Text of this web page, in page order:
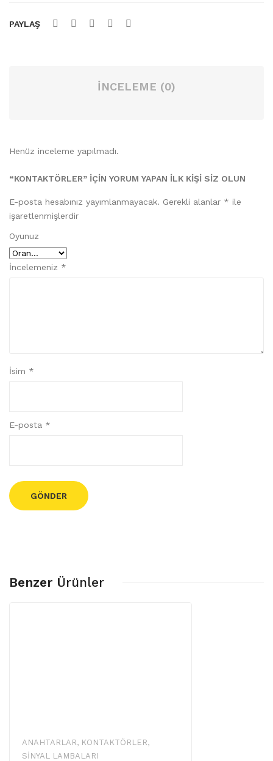
Tela Yapıştırma Presleri
Kumaş Serim Sistemleri
Kumaş Kontrol Makinaları
Otomatik Kumaş Kesim Makinaları (Cutter)
PAYLAŞ
İNCELEME (0)
Henüz inceleme yapılmadı.
“KONTAKTÖRLER” IÇIN YORUM YAPAN ILK KIŞI SIZ OLUN
E-posta hesabınız yayımlanmayacak. Gerekli alanlar * ile
işaretlenmişlerdir
Oyunuz
İncelemeniz *
İsim *
E-posta *
Benzer Ürünler
ANAHTARLAR, KONTAKTÖRLER,
SINYAL LAMBALARI